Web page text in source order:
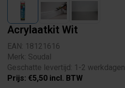
Acrylaatkit Wit
EAN: 18121616
Merk: Soudal
Geschatte levertijd: 1-2 werkdagen
Prijs: €5,50 incl. BTW